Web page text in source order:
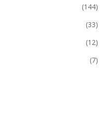
(144)
(33)
(12)
(7)